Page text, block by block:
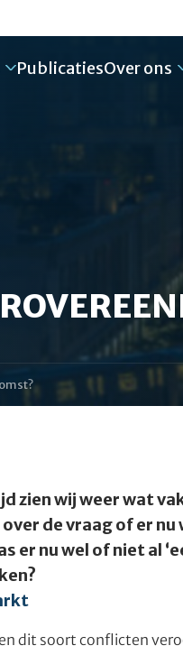
PublicatiesOver ons
zien wij weer wat
over de vraag of er
er nu wel of niet al
dit soort conflicten